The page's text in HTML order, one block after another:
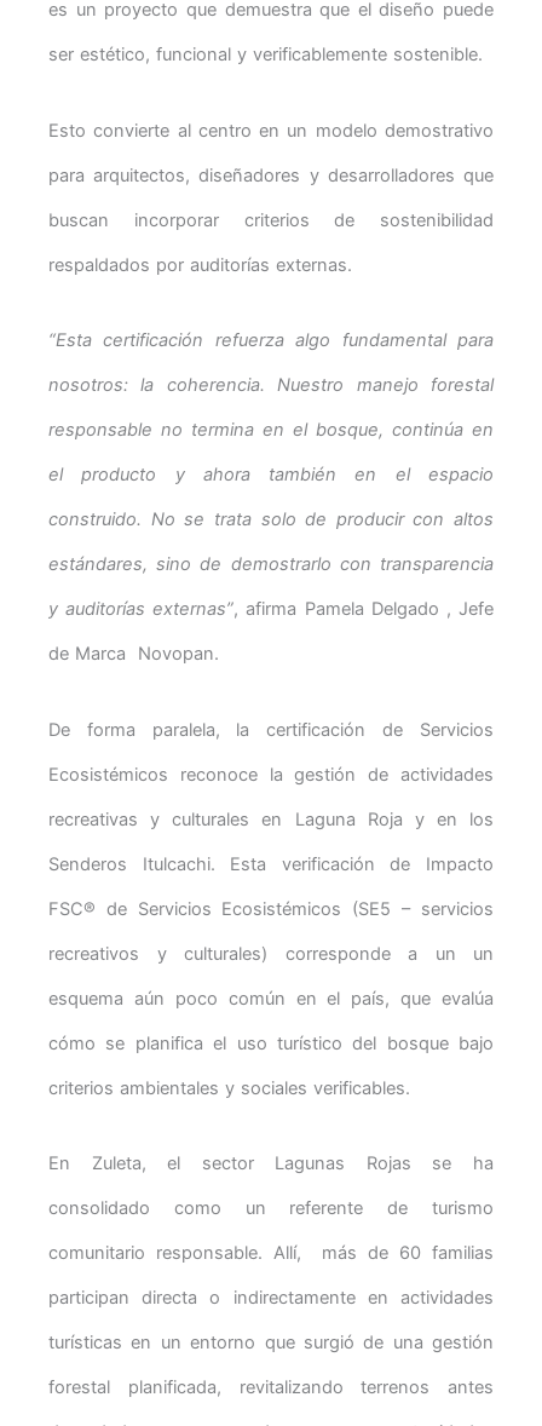
es un proyecto que demuestra que el diseño puede
ser estético, funcional y verificablemente sostenible.
Esto convierte al centro en un modelo demostrativo
para arquitectos, diseñadores y desarrolladores que
buscan incorporar criterios de sostenibilidad
respaldados por auditorías externas.
“Esta certificación refuerza algo fundamental para
nosotros: la coherencia. Nuestro manejo forestal
responsable no termina en el bosque, continúa en
el producto y ahora también en el espacio
construido. No se trata solo de producir con altos
estándares, sino de demostrarlo con transparencia
y auditorías externas”, afirma Pamela Delgado , Jefe
de Marca Novopan.
De forma paralela, la certificación de Servicios
Ecosistémicos reconoce la gestión de actividades
recreativas y culturales en Laguna Roja y en los
Senderos Itulcachi. Esta verificación de Impacto
FSC® de Servicios Ecosistémicos (SE5 – servicios
recreativos y culturales) corresponde a un un
esquema aún poco común en el país, que evalúa
cómo se planifica el uso turístico del bosque bajo
criterios ambientales y sociales verificables.
En Zuleta, el sector Lagunas Rojas se ha
consolidado como un referente de turismo
comunitario responsable. Allí, más de 60 familias
participan directa o indirectamente en actividades
turísticas en un entorno que surgió de una gestión
forestal planificada, revitalizando terrenos antes